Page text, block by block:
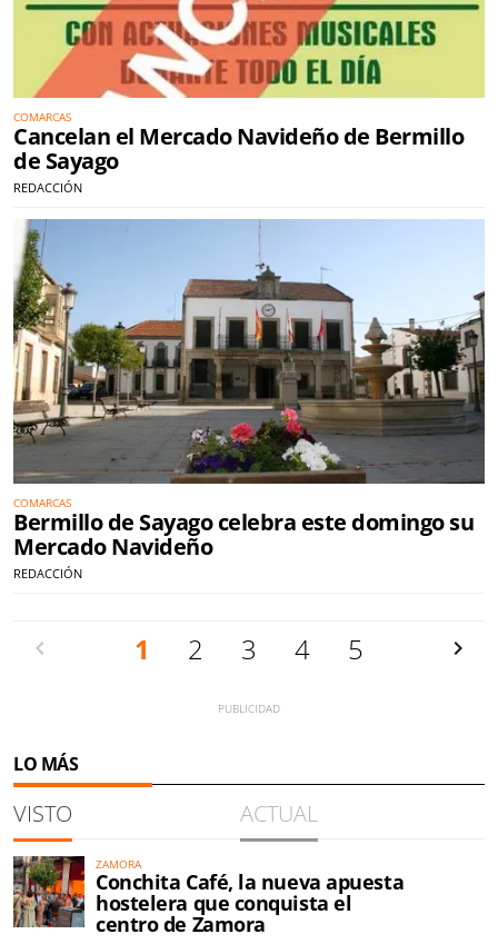
COMARCAS
Cancelan el Mercado Navideño de Bermillo
de Sayago
REDACCIÓN
COMARCAS
Bermillo de Sayago celebra este domingo su
Mercado Navideño
REDACCIÓN
1 2 3 4 5
LO MÁS
VISTO ACTUAL
ZAMORA
Conchita Café, la nueva apuesta
hostelera que conquista el
centro de Zamora